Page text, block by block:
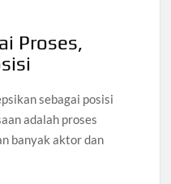
Proses,
sebagai posisi
adalah proses
banyak aktor dan